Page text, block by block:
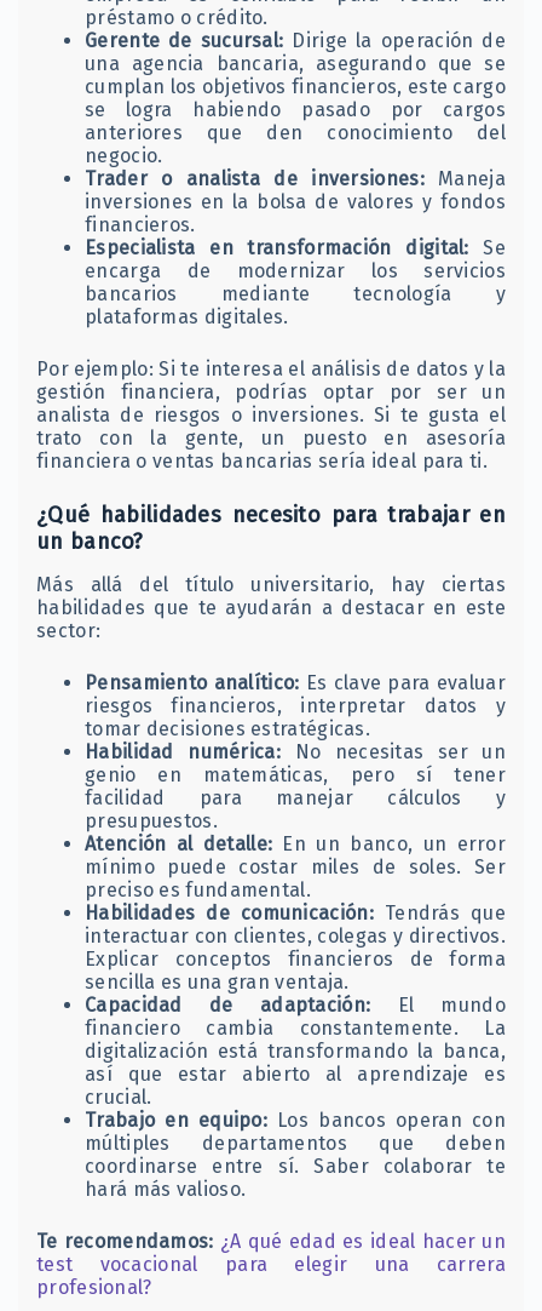
préstamo o crédito.
Gerente de sucursal: Dirige la operación de
una agencia bancaria, asegurando que se
cumplan los objetivos financieros, este cargo
se logra habiendo pasado por cargos
anteriores que den conocimiento del
negocio.
Trader o analista de inversiones:Maneja
inversiones en la bolsa de valores y fondos
financieros.
Especialista en transformación digital: Se
encarga de modernizar los servicios
bancarios mediante tecnología y
plataformas digitales.
Por ejemplo: Si te interesa el análisis de datos y la
gestión financiera, podrías optar por ser un
analista de riesgos o inversiones. Si te gusta el
trato con la gente, un puesto en asesoría
financiera o ventas bancarias sería ideal para ti.
¿Qué habilidades necesito para trabajar en
un banco?
Más allá del título universitario, hay ciertas
habilidades que te ayudarán a destacar en este
sector:
Pensamiento analítico: Es clave para evaluar
riesgos financieros, interpretar datos y
tomar decisiones estratégicas.
Habilidad numérica:No necesitas ser un
genio en matemáticas, pero sí tener
facilidad para manejar cálculos y
presupuestos.
Atención al detalle: En un banco, un error
mínimo puede costar miles de soles. Ser
preciso es fundamental.
Habilidades de comunicación:Tendrás que
interactuar con clientes, colegas y directivos.
Explicar conceptos financieros de forma
sencilla es una gran ventaja.
Capacidad de adaptación: El mundo
financiero cambia constantemente. La
digitalización está transformando la banca,
así que estar abierto al aprendizaje es
crucial.
Trabajo en equipo: Los bancos operan con
múltiples departamentos que deben
coordinarse entre sí. Saber colaborar te
hará más valioso.
Te recomendamos: ¿A qué edad es ideal hacer un
test vocacional para elegir una carrera
profesional?